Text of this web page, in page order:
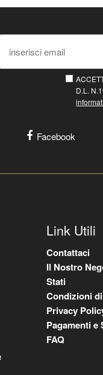
D.L.
Facebook
Link Utili
Contattaci
Il Nostro
Stati
Condizioni
Privacy
Pagamenti e
FAQ